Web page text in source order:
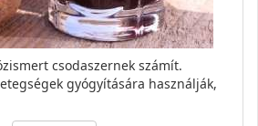
csodaszernek számít.
gyógyítására használják,